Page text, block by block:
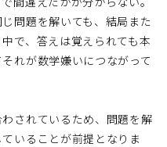
問題を解いても、結局また
で、答えは覚えられても本
れが数学嫌いにつながって
されているため、問題を解
いることが前提となりま